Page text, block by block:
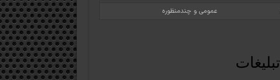
عمومی و چندمنظوره
تبلیغات